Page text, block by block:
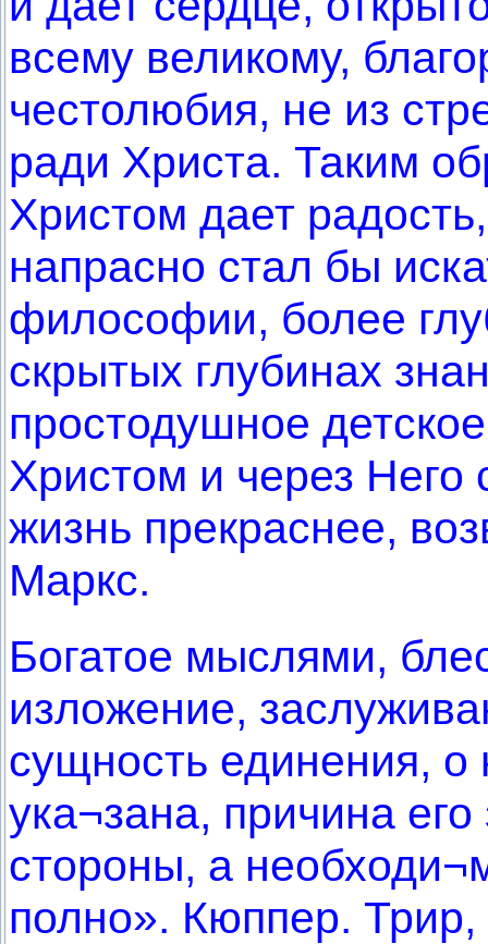
всему великому,
честолюбия, не из
ради Христа. Таким
Христом дает
напрасно стал бы
философии, более
скрытых глубинах
простодушное
Христом и через Него
жизнь прекраснее,
Маркс.
Богатое мыслями,
изложение,
сущность единения, о
ука¬зана, причина
стороны, а
полно». Кюппер. Трир,